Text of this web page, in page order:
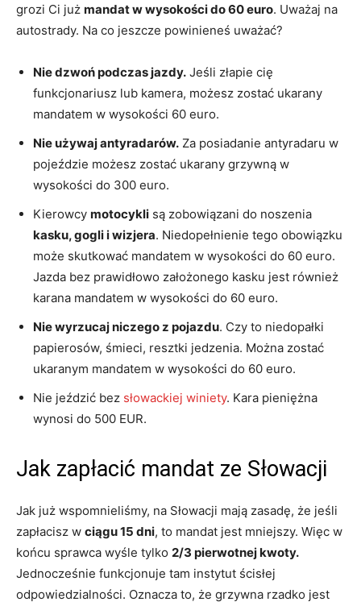
grozi Ci już mandat w wysokości do 60 euro. Uważaj na
autostrady. Na co jeszcze powinieneś uważać?
Nie dzwoń podczas jazdy. Jeśli złapie cię
funkcjonariusz lub kamera, możesz zostać ukarany
mandatem w wysokości 60 euro.
Nie używaj antyradarów. Za posiadanie antyradaru w
pojeździe możesz zostać ukarany grzywną w
wysokości do 300 euro.
Kierowcy motocykli są zobowiązani do noszenia
kasku, gogli i wizjera. Niedopełnienie tego obowiązku
może skutkować mandatem w wysokości do 60 euro.
Jazda bez prawidłowo założonego kasku jest również
karana mandatem w wysokości do 60 euro.
Nie wyrzucaj niczego z pojazdu. Czy to niedopałki
papierosów, śmieci, resztki jedzenia. Można zostać
ukaranym mandatem w wysokości do 60 euro.
Nie jeździć bez słowackiej winiety. Kara pieniężna
wynosi do 500 EUR.
Jak zapłacić mandat ze Słowacji
Jak już wspomnieliśmy, na Słowacji mają zasadę, że jeśli
zapłacisz w ciągu 15 dni, to mandat jest mniejszy. Więc w
końcu sprawca wyśle tylko 2/3 pierwotnej kwoty.
Jednocześnie funkcjonuje tam instytut ścisłej
odpowiedzialności. Oznacza to, że grzywna rzadko jest